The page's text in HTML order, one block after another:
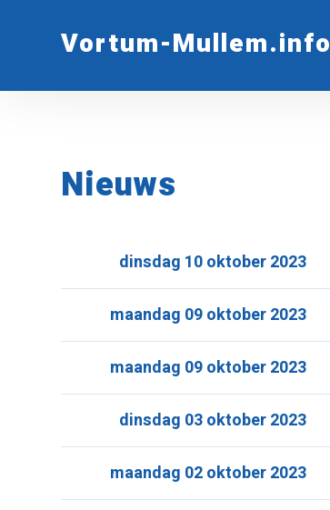
Vortum-Mullem.info
Nieuws
dinsdag 10 oktober 2023
maandag 09 oktober 2023
maandag 09 oktober 2023
dinsdag 03 oktober 2023
maandag 02 oktober 2023